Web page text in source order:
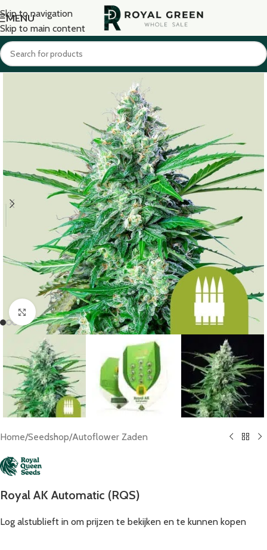
Skip to navigation
Skip to main content
MENU
Click to enlarge
Home/Seedshop/Autoflower Zaden
Royal AK Automatic (RQS)
Log alstublieft in om prijzen te bekijken en te kunnen kopen